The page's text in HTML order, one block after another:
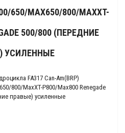
650/MAX650/800/MAXXT-
500/800 (ПЕРЕДНИЕ
УСИЛЕННЫЕ